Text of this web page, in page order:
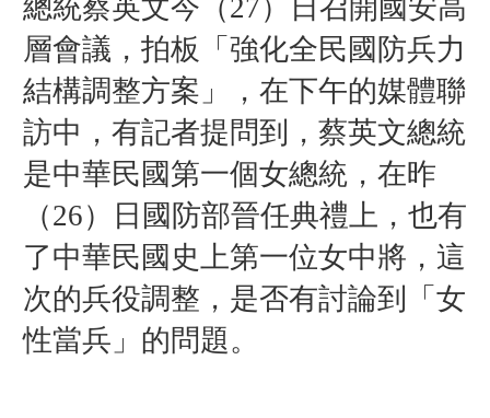
總統蔡英文今（27）日召開國安高
層會議，拍板「強化全民國防兵力
結構調整方案」，在下午的媒體聯
訪中，有記者提問到，蔡英文總統
是中華民國第一個女總統，在昨
（26）日國防部晉任典禮上，也有
了中華民國史上第一位女中將，這
次的兵役調整 ， 是否有討論到 「 女
性當兵 」 的問題。